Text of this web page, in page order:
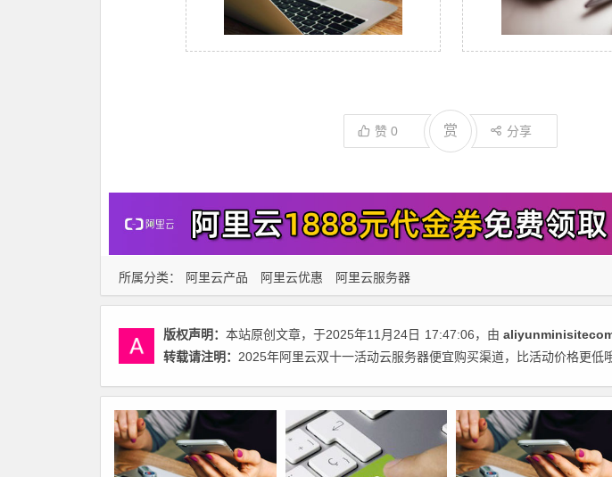
赞 0 赏 分享
所属分类： 阿里云产品 阿里云优惠 阿里云服务器
版权声明： 本站原创文章，于2025年11月24日 17:47:06，由
转载请注明： 2025年阿里云双十一活动云服务器便宜购买渠道，比活动价格更低